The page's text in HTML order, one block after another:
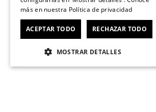
más en nuestra Política de privacidad
ACEPTAR TODO RECHAZAR TODO
MOSTRAR DETALLES